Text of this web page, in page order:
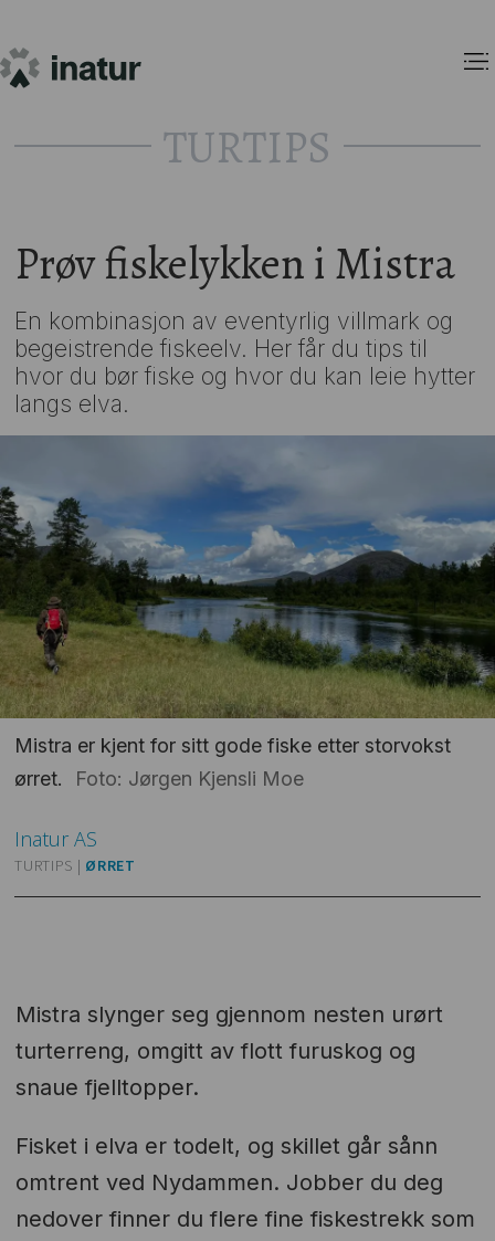
TURTIPS
Prøv fiskelykken i Mistra
En kombinasjon av eventyrlig villmark og
begeistrende fiskeelv. Her får du tips til
hvor du bør fiske og hvor du kan leie hytter
langs elva.
Mistra er kjent for sitt gode fiske etter storvokst
ørret.
Foto: Jørgen Kjensli Moe
Inatur AS
TURTIPS | ØRRET
Mistra slynger seg gjennom nesten urørt
turterreng, omgitt av flott furuskog og
snaue fjelltopper.
Fisket i elva er todelt, og skillet går sånn
omtrent ved Nydammen. Jobber du deg
nedover finner du flere fine fiskestrekk som